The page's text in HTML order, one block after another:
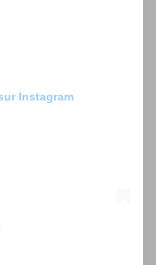
Instagram